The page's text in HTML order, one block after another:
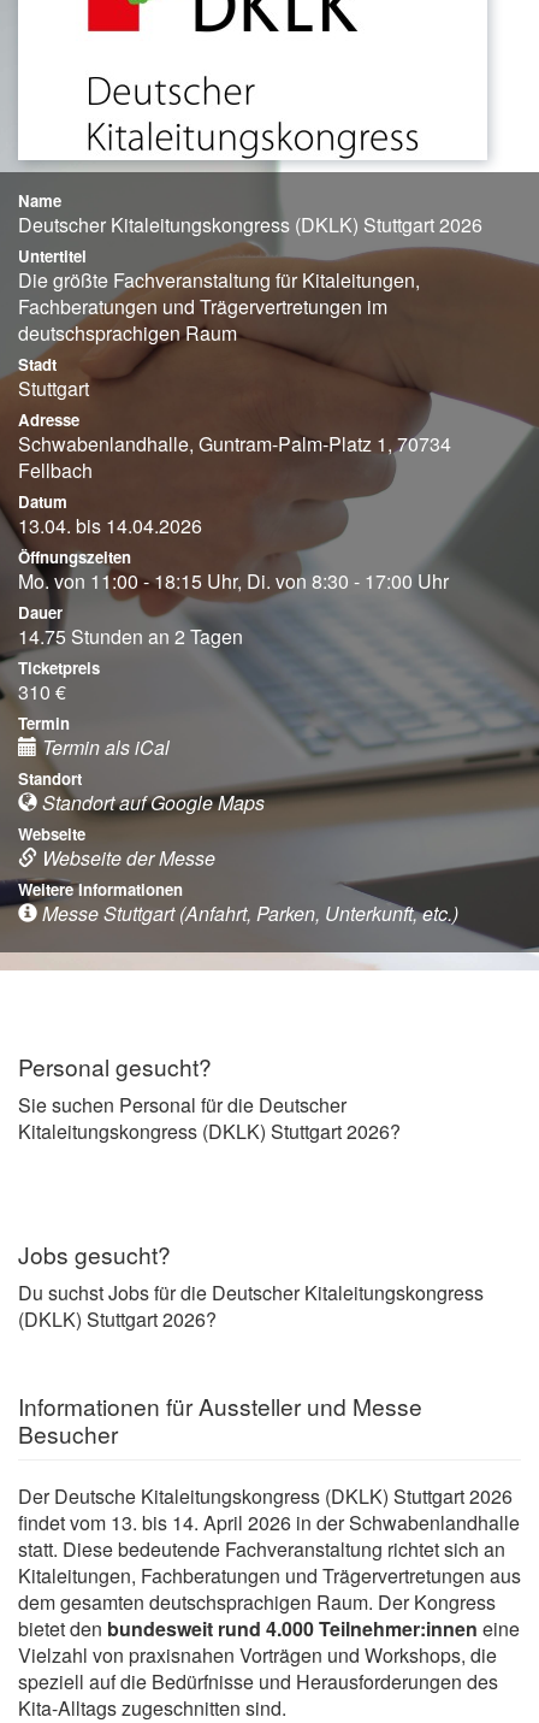
Name
Deutscher Kitaleitungskongress (DKLK) Stuttgart 2026
Untertitel
Die größte Fachveranstaltung für Kitaleitungen,
Fachberatungen und Trägervertretungen im
deutschsprachigen Raum
Stadt
Stuttgart
Adresse
Schwabenlandhalle, Guntram-Palm-Platz 1, 70734
Fellbach
Datum
13.04. bis 14.04.2026
Öffnungszeiten
Mo. von 11:00 - 18:15 Uhr, Di. von 8:30 - 17:00 Uhr
Dauer
14.75 Stunden an 2 Tagen
Ticketpreis
310 €
Termin
Termin als iCal
Standort
Standort auf Google Maps
Webseite
Webseite der Messe
Weitere Informationen
Messe Stuttgart (Anfahrt, Parken, Unterkunft, etc.)
Personal gesucht?
Sie suchen Personal für die Deutscher
Kitaleitungskongress (DKLK) Stuttgart 2026?
Jobs gesucht?
Du suchst Jobs für die Deutscher Kitaleitungskongress
(DKLK) Stuttgart 2026?
Informationen für Aussteller und Messe
Besucher
Der Deutsche Kitaleitungskongress (DKLK) Stuttgart 2026
findet vom 13. bis 14. April 2026 in der Schwabenlandhalle
statt. Diese bedeutende Fachveranstaltung richtet sich an
Kitaleitungen, Fachberatungen und Trägervertretungen aus
dem gesamten deutschsprachigen Raum. Der Kongress
bietet den bundesweit rund 4.000 Teilnehmer:innen eine
Vielzahl von praxisnahen Vorträgen und Workshops, die
speziell auf die Bedürfnisse und Herausforderungen des
Kita-Alltags zugeschnitten sind.